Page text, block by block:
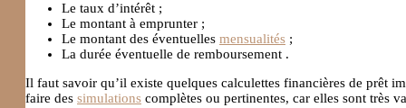
Le taux d’intérêt ;
Le montant à emprunter ;
Le montant des éventuelles mensualités ;
La durée éventuelle de remboursement .
Il faut savoir qu’il existe quelques calculettes financières de prêt
faire des simulations complètes ou pertinentes, car elles sont très